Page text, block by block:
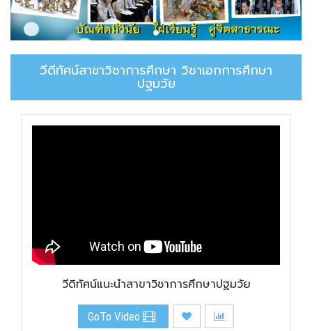
วีดีทัศน์สาขาวิชาการศึกษา วิชาเอกการศึกษา
ปฐมวัย
วีดิทัศน์แนะนำสาขาวิชาการศึกษาปฐมวัย
GoTo Video